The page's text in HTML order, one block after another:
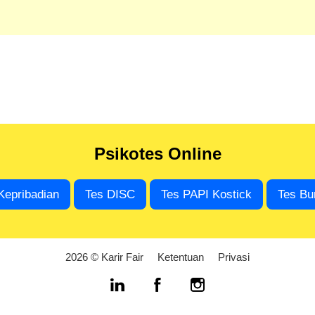
Psikotes Online
Tes DISC Tes PAPI Kostick Tes
2026 © Karir Fair Ketentuan Privasi